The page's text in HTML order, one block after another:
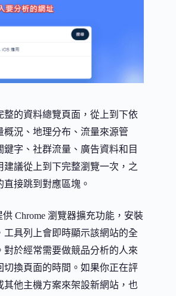
整的資料總覽頁面，從上到下依
概況、地理分布、流量來源管
字、社群流量、廣告資料和目
議從上到下完整瀏覽一次，之
接跳到對應區塊。
供 Chrome 瀏覽器擴充功能，安裝
工具列上會即時顯示該網站的全
對於經常需要做競品分析的人來
切換頁面的時間。如果你正在評
其他主機方案來架設新網站，也